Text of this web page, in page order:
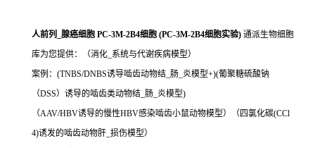
人前列_腺癌细胞 PC-3M-2B4细胞 (PC-3M-2B4细胞实验) 通派生物细胞
库为您提供：（消化_系统与代谢疾病模型）
案例：(TNBS/DNBS诱导啮齿动物结_肠_炎模型+)(葡聚糖硫酸钠
（DSS）诱导的啮齿类动物结_肠_炎模型)
（AAV/HBV诱导的慢性HBV感染啮齿小鼠动物模型）（四氯化碳(CCl
4)诱发的啮齿动物肝_损伤模型）